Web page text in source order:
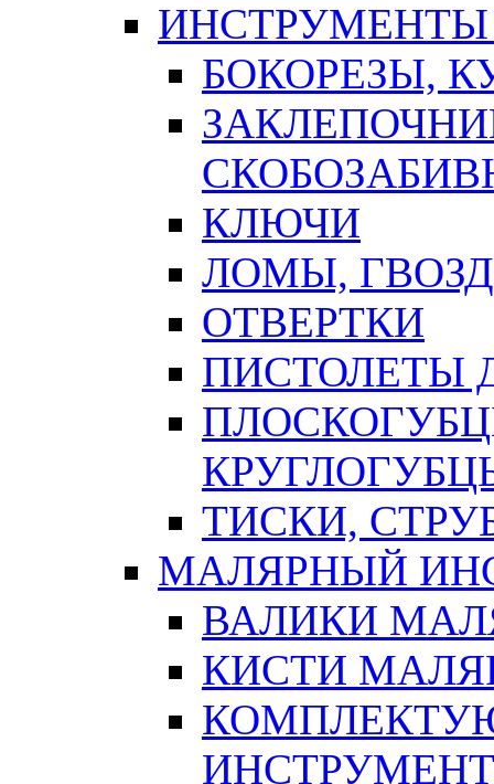
БОКОРЕЗЫ,
КЛЮЧИ
ЛОМЫ,
ОТВЕРТКИ
ПИСТОЛЕТЫ
ТИСКИ,
МАЛЯРНЫЙ
ВАЛИКИ
КИСТИ